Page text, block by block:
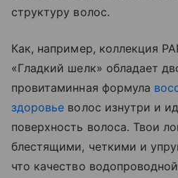
структуру волос.
Как, например, коллекция
«Гладкий шелк» обладает
провитаминная формула
здоровье волос изнутри и
поверхность волоса. Твои
блестящими, четкими и
что качество